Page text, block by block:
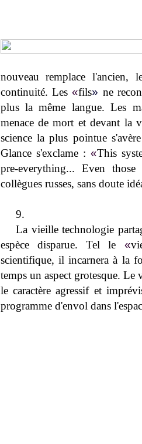
nouveau remplace
continuité. Les«fils» ne
plus la même langue. Les
menace de mort et devant la
science la plus pointue
Glance s'exclame : «This
pre-everything... Even
collègues russes, sans doute
9.
La vieille technologie
espèce disparue. Tel le «
scientifique, il incarnera à la
temps un aspect grotesque. Le
le caractère agressif et
programme d'envol dans